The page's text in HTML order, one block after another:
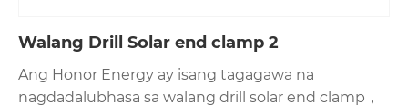
Walang Drill Solar end clamp 2
Ang Honor Energy ay isang tagagawa na
nagdadalubhasa sa walang drill solar end clamp，